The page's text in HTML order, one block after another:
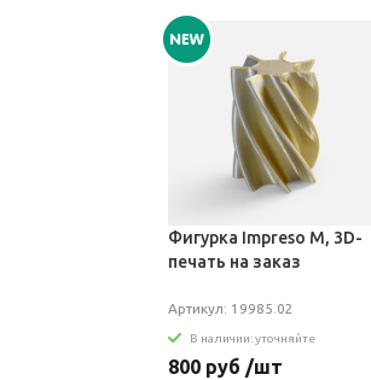
Фигурка Impreso M, 3D-
печать на заказ
Артикул: 19985.02
В наличии: уточняйте
800 руб /шт